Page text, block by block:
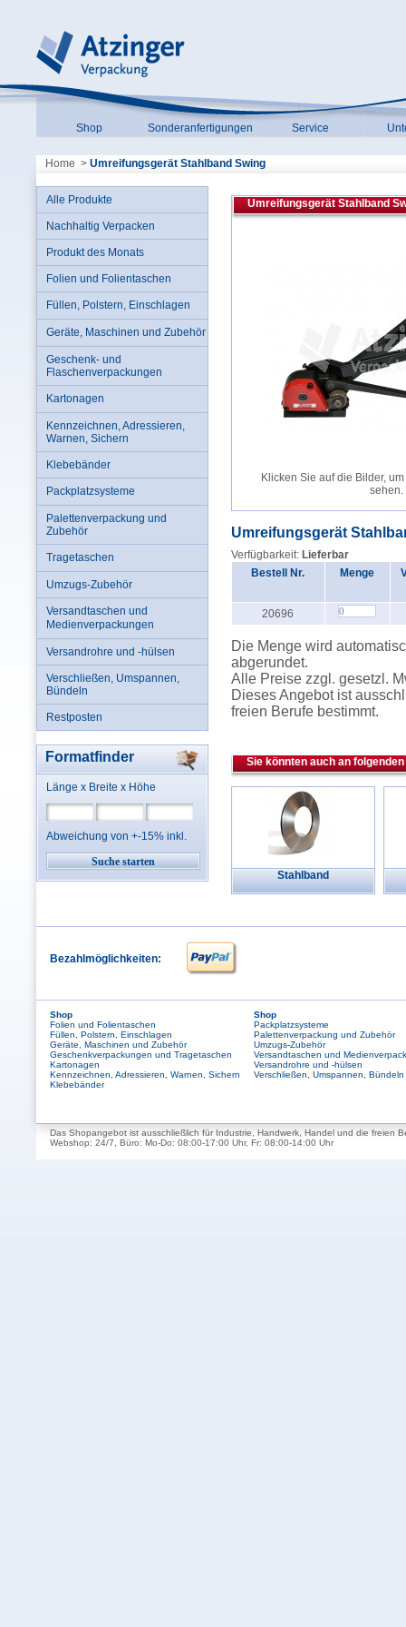
Shop Sonderanfertigungen Service
Home > Umreifungsgerät Stahlband Swing
Umreifungsgerät Stahlband
Klicken Sie auf die Bilder,
sehen.
Umreifungsgerät
Verfügbarkeit: Lieferbar
Bestell Nr.
Menge
20696
Die Menge wird
abgerundet.
Alle Preise zzgl. gesetzl.
Dieses Angebot ist
freien Berufe bestimmt.
Sie könnten auch an
Stahlband
Alle Produkte
Nachhaltig Verpacken
Produkt des Monats
Folien und Folientaschen
Füllen, Polstern, Einschlagen
Geräte, Maschinen und Zubehör
Geschenk- und
Flaschenverpackungen
Kartonagen
Kennzeichnen, Adressieren,
Warnen, Sichern
Klebebänder
Packplatzsysteme
Palettenverpackung und
Zubehör
Tragetaschen
Umzugs-Zubehör
Versandtaschen und
Medienverpackungen
Versandrohre und -hülsen
Verschließen, Umspannen,
Bündeln
Restposten
Formatfinder
Länge x Breite x Höhe
Abweichung von +-15% inkl.
Bezahlmöglichkeiten:
Shop
Folien und Folientaschen
Füllen, Polstern, Einschlagen
Geräte, Maschinen und Zubehör
Geschenkverpackungen und Tragetaschen
Kartonagen
Kennzeichnen, Adressieren, Warnen, Sichern
Klebebänder
Shop
Packplatzsysteme
Palettenverpackung und Zubehör
Umzugs-Zubehör
Versandtaschen und
Versandrohre und -hülsen
Verschließen, Umspannen, Bündeln
Das Shopangebot ist ausschließlich für Industrie, Handwerk, Handel und die freien
Webshop: 24/7, Büro: Mo-Do: 08:00-17:00 Uhr, Fr: 08:00-14:00 Uhr